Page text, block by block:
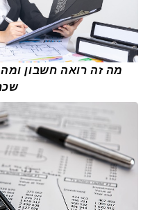
מה זה רואה חשבון